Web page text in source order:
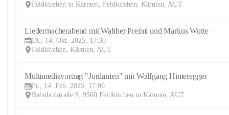
Feldkirchen in Kärnten, Feldkirchen, Kärnten, AUT
Liedermacherabend mit Walther Preiml und Markus Wutte
Di., 14. Okt. 2025, 17:30
Feldkirchen, Kärnten, AUT
Multimediavortrag "Jordanien" mit Wolfgang Hinteregger
Fr., 14. Feb. 2025, 17:00
Bahnhofstraße 8, 9560 Feldkirchen in Kärnten, AUT